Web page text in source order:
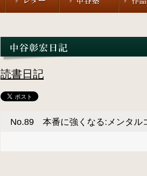
読書日記
No.89 本番に強くなる:メンタル